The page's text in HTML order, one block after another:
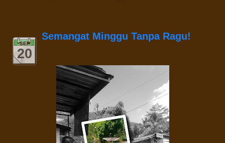
SEP
20
Semangat Minggu Tanpa Ragu!